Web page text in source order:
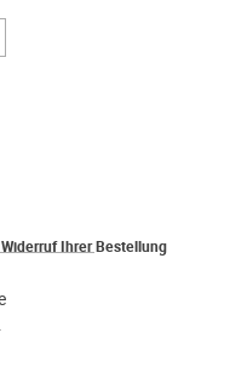
Widerruf Ihrer Bestellung